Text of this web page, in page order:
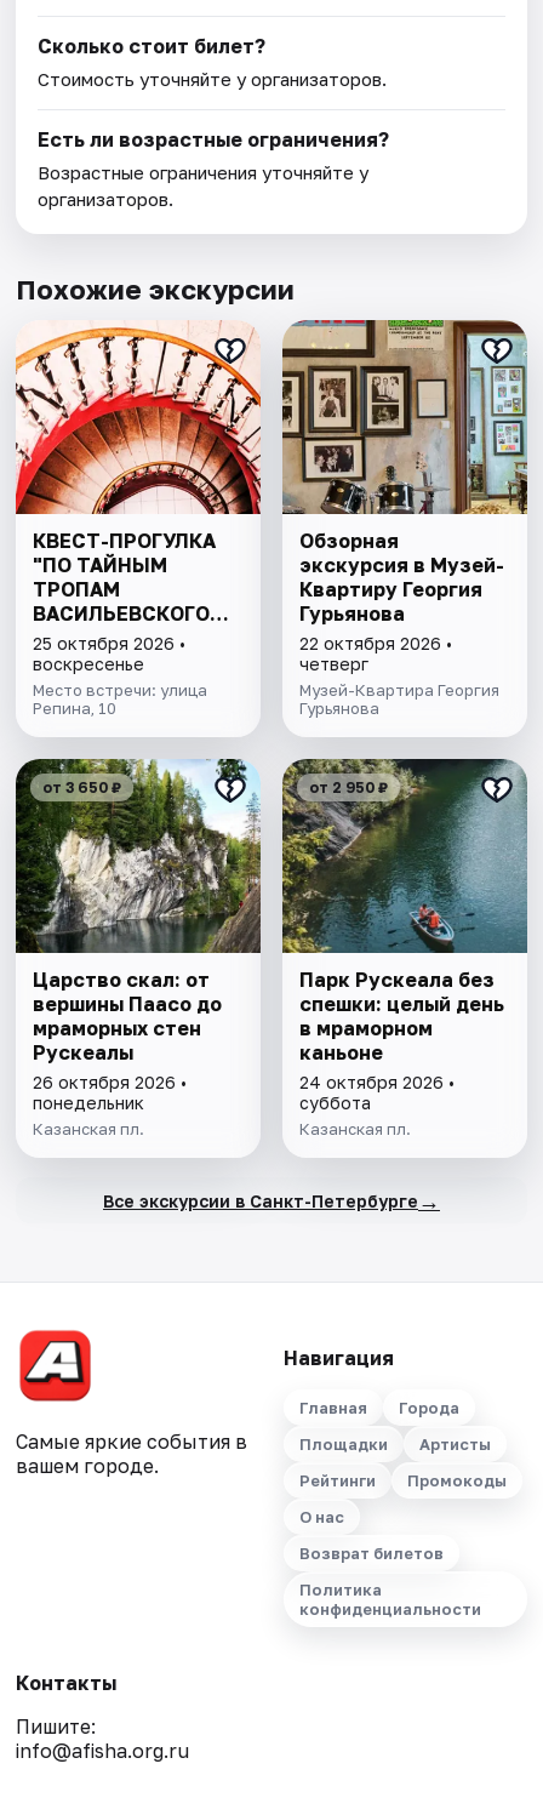
Сколько стоит билет?
Стоимость уточняйте у организаторов.
Есть ли возрастные ограничения?
Возрастные ограничения уточняйте у
организаторов.
Похожие экскурсии
КВЕСТ-ПРОГУЛКА
"ПО ТАЙНЫМ
ТРОПАМ
ВАСИЛЬЕВСКОГО
ОСТРОВА"
25 октября 2026 •
воскресенье
Место встречи: улица
Репина, 10
Обзорная
экскурсия в Музей-
Квартиру Георгия
Гурьянова
22 октября 2026 •
четверг
Музей-Квартира Георгия
Гурьянова
от 3 650 ₽
Царство скал: от
вершины Паасо до
мраморных стен
Рускеалы
26 октября 2026 •
понедельник
Казанская пл.
от 2 950 ₽
Парк Рускеала без
спешки: целый день
в мраморном
каньоне
24 октября 2026 •
суббота
Казанская пл.
Все экскурсии в Санкт-Петербурге →
Самые яркие события в
вашем городе.
Навигация
Главная
Города
Площадки
Артисты
Рейтинги
Промокоды
О нас
Возврат билетов
Политика
конфиденциальности
Контакты
Пишите:
info@afisha.org.ru